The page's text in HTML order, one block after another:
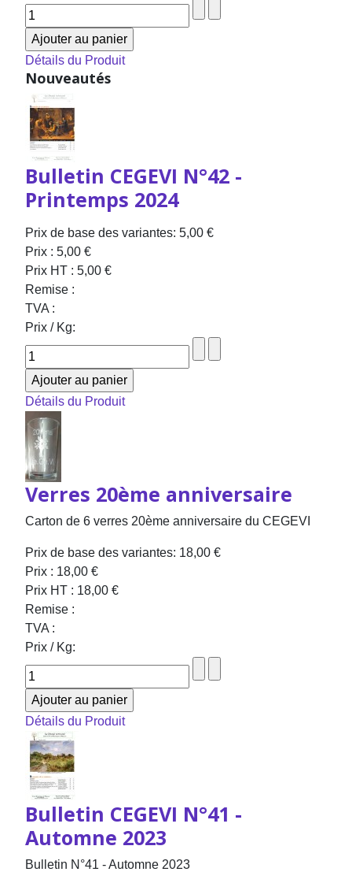
Détails du Produit
Nouveautés
Bulletin CEGEVI N°42 -
Printemps 2024
Prix de base des variantes: 5,00 €
Prix : 5,00 €
Prix HT : 5,00 €
Remise :
TVA :
Prix / Kg:
Détails du Produit
Verres 20ème anniversaire
Carton de 6 verres 20ème anniversaire du CEGEVI
Prix de base des variantes: 18,00 €
Prix : 18,00 €
Prix HT : 18,00 €
Remise :
TVA :
Prix / Kg:
Détails du Produit
Bulletin CEGEVI N°41 -
Automne 2023
Bulletin N°41 - Automne 2023